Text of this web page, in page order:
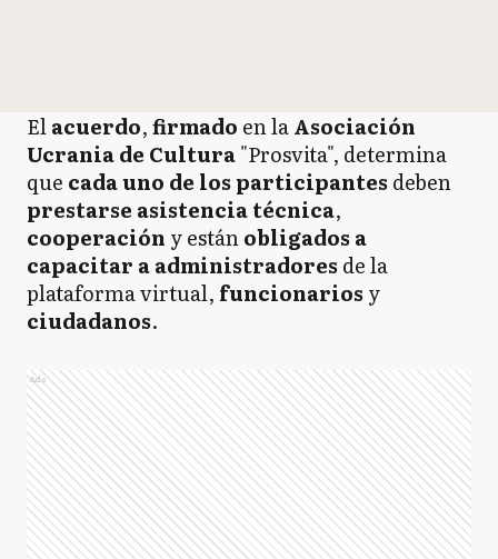
Elacuerdo,firmado en laAsociación
Ucrania de Cultura"Prosvita", determina
que cada uno de los participantes deben
prestarse asistencia técnica,
cooperación y estánobligados a
capacitar a administradores de la
plataforma virtual, funcionarios y
ciudadanos.
Ads